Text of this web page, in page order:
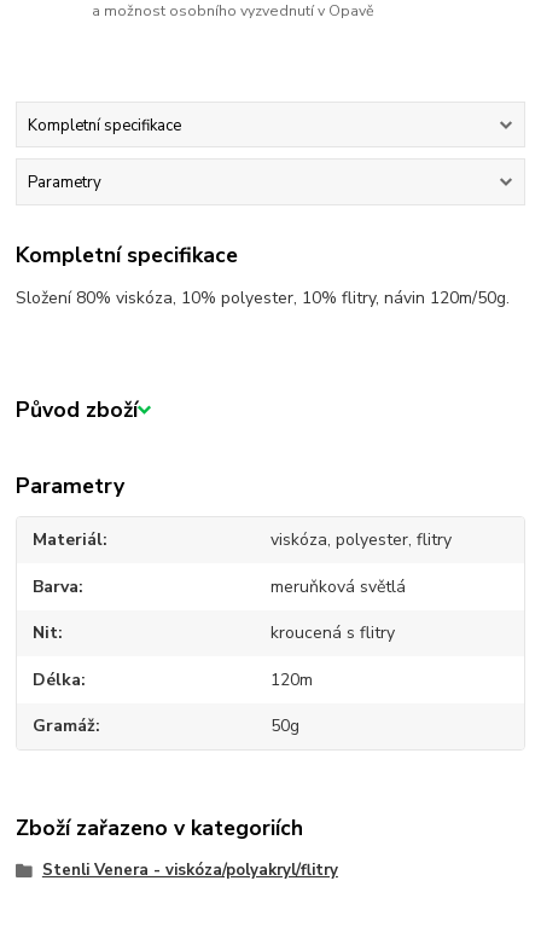
a možnost osobního vyzvednutí v Opavě
Kompletní specifikace
Parametry
Kompletní specifikace
Složení 80% viskóza, 10% polyester, 10% flitry, návin 120m/50g.
Původ zboží
Parametry
Materiál viskóza, polyester, flitry
Barva meruňková světlá
Nit kroucená s flitry
Délka 120m
Gramáž 50g
Zboží zařazeno v kategoriích
Stenli Venera - viskóza/polyakryl/flitry